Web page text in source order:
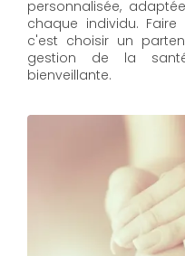
personnalisée,
chaque individu.
c'est choisir un
gestion de la
bienveillante.